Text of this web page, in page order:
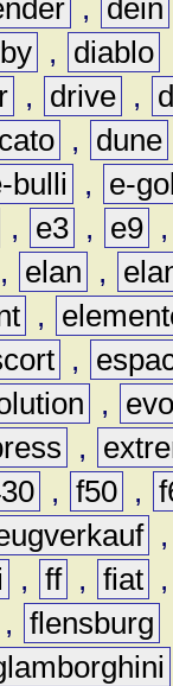
, dein
, diablo
, drive ,
, dune
bulli ,
e-
, e3 , e9
, elan ,
,
,
,
,
, f50 ,
, ff , fiat
, flensburg